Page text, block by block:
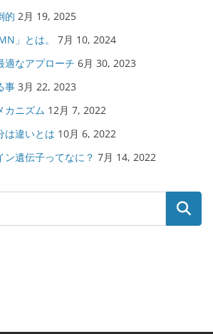
的 2月 19, 2025
」とは。
7月 10, 2024
適なアプローチ 6月 30, 2023
事 3月 22, 2023
カニズム 12月 7, 2022
は違いとは 10月 6, 2022
遺伝子ってなに？ 7月 14, 2022